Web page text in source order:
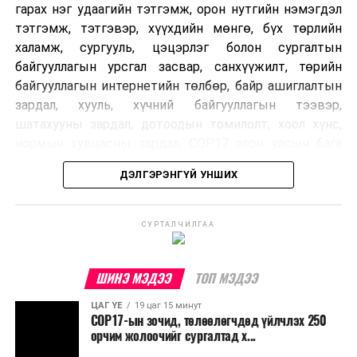
гарах нэг удаагийн тэтгэмж, орон нутгийн нэмэгдэл
тэтгэмж, тэтгэвэр, хүүхдийн мөнгө, бүх төрлийн
халамж, сургууль, цэцэрлэг болон сургалтын
байгууллагын урсгал засвар, санхүүжилт, төрийн
байгууллагын интернетийн төлбөр, байр ашиглалтын
зардал, хууль, хүчний байгууллагын тээвэр,
хурлын зардал, Засгийн газрын өр, орон нутгийн нөөц
хөрөнгийн санхүүжилтийг хэвийн үргэлжлүүлэхээр
шийдвэрлэжээ.
Харин дараах зардлыг хязгаарлахаар болсон байна.
Олон улсын болон Засгийн газрын
шийдвэртэйгээс бусад хурал, зөвлөгөөн, ой,
тэмдэглэлт өдөр, найр наадам, соёлын арга
ДЭЛГЭРЭНГҮЙ УНШИХ
СУРТАЛЧИЛГАА
ШИНЭ МЭДЭЭ ТОП МЭДЭЭ
ЦАГ ҮЕ 19 цаг 15 минут
COP17-ын зочид, төлөөлөгчдөд үйлчлэх 250
орчим жолоочийг сургалтад х...